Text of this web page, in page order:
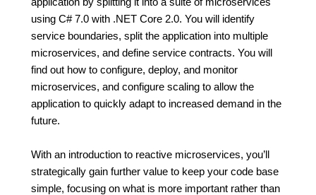
using C# 7.0 with .NET Core 2.0. You will identify
service boundaries, split the application into multiple
microservices, and define service contracts. You will
find out how to configure, deploy, and monitor
microservices, and configure scaling to allow the
application to quickly adapt to increased demand in the
future.
With an introduction to reactive microservices, you’ll
strategically gain further value to keep your code base
simple, focusing on what is more important rather than